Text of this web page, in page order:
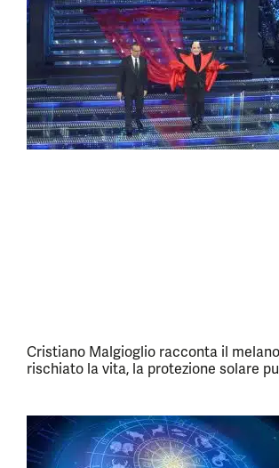
Cristiano Malgioglio racconta il
rischiato la vita, la protezione solare